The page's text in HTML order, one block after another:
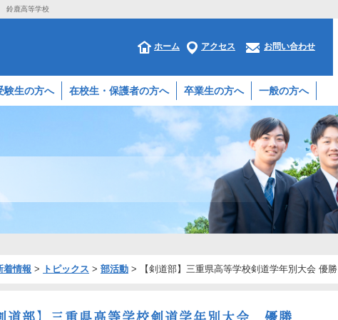
鈴鹿高等学校
お問い合わせ
アクセス
ホーム
験生の方へ 在校生・保護者の方へ 卒業生の方へ 一般の方へ
着情報 > トピックス > 部活動 > 【剣道部】三重県高等学校剣道学年別大会 優勝
道部】三重県高等学校剣道学年別大会 優勝